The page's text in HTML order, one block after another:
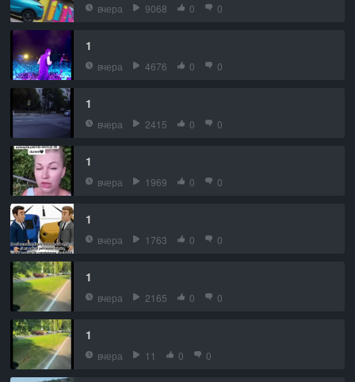
вчера 9068 0 0
1
вчера 4676 0 0
1
вчера 2415 0 0
1
вчера 1969 0 0
1
вчера 1763 0 0
1
вчера 2165 0 0
1
вчера 11 0 0